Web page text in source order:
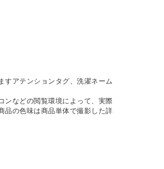
アテンションタグ、洗濯ネーム
などの閲覧環境によって、実際
品の色味は商品単体で撮影した詳